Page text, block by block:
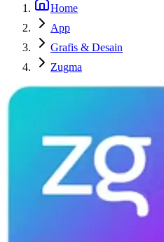
Home
App
Grafis & Desain
Zugma